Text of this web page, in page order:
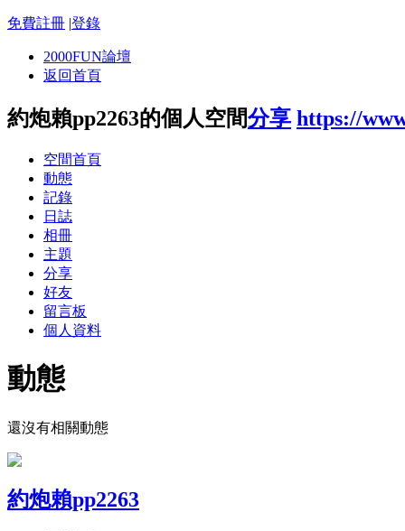
免費註冊 |登錄
2000FUN論壇
返回首頁
約炮賴pp2263的個人空間分享 https://
空間首頁
動態
記錄
日誌
相冊
主題
分享
好友
留言板
個人資料
動態
還沒有相關動態
約炮賴pp2263